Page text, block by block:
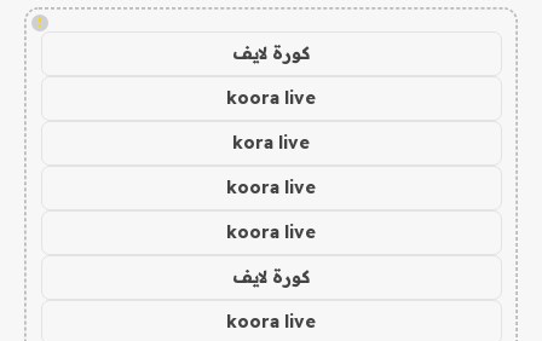
!
كورة لايف
koora live
kora live
koora live
koora live
كورة لايف
koora live